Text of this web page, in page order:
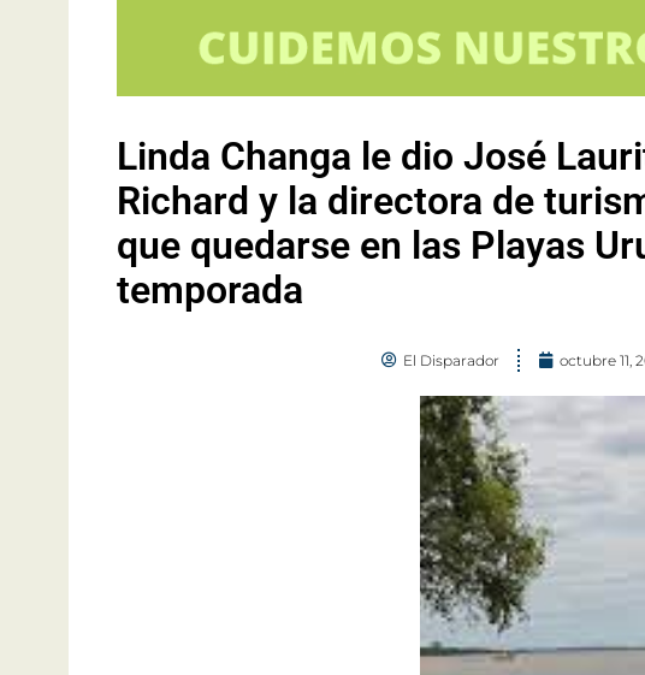
Linda Changa le dio José
Richard y la directora de
que quedarse en las Playas
temporada
El Disparador octubre 11,